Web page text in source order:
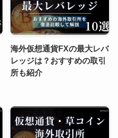
海外仮想通貨FXの最大レバ
レッジは？おすすめの取引
所も紹介